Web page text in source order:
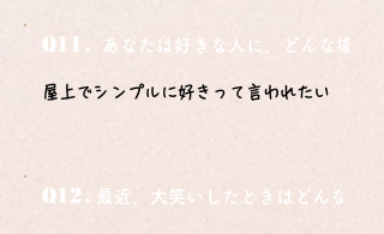
Q11. あなたは好きな人に、どんな場所
屋上でシンプルに好きって言われたい
Q12. 最近、大笑いしたときはどんな時？